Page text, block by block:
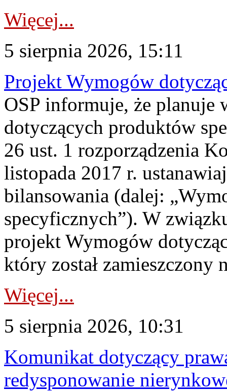
Więcej...
5 sierpnia 2026, 15:11
Projekt Wymogów
OSP informuje, że planuje
dotyczących produktów
26 ust. 1 rozporządzenia
listopada 2017 r.
bilansowania (dalej:
specyficznych”). W
projekt Wymogów
który został zamieszczony
Więcej...
5 sierpnia 2026, 10:31
Komunikat dotyczący
redysponowanie